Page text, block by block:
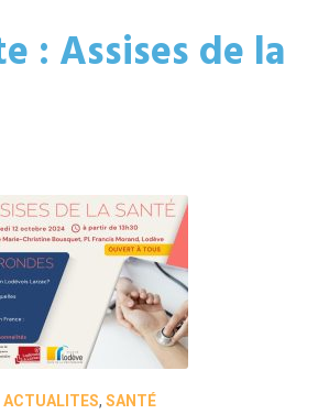
: Assises de la
ACTUALITES, SANTÉ